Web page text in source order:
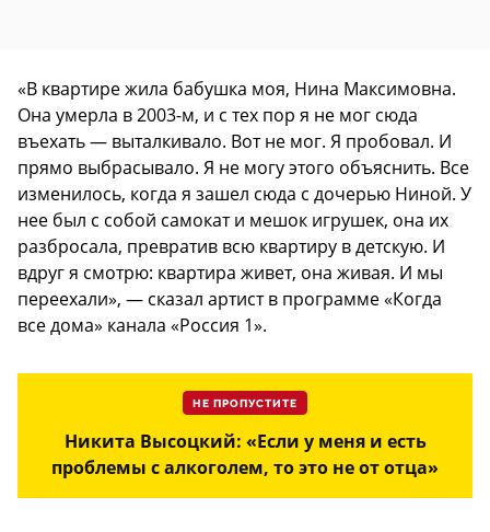
«В квартире жила бабушка моя, Нина Максимовна.
Она умерла в 2003-м, и с тех пор я не мог сюда
въехать — выталкивало. Вот не мог. Я пробовал. И
прямо выбрасывало. Я не могу этого объяснить. Все
изменилось, когда я зашел сюда с дочерью Ниной. У
нее был с собой самокат и мешок игрушек, она их
разбросала, превратив всю квартиру в детскую. И
вдруг я смотрю: квартира живет, она живая. И мы
переехали», — сказал артист в программе «Когда
все дома» канала «Россия 1».
НЕ ПРОПУСТИТЕ
Никита Высоцкий: «Если у меня и есть
проблемы с алкоголем, то это не от отца»